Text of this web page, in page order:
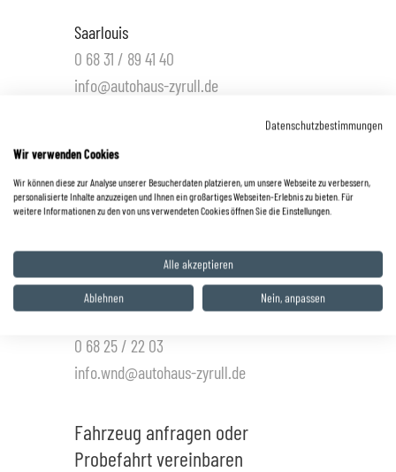
Saarlouis
0 68 31 / 89 41 40
info@autohaus-zyrull.de
0 68 38 / 86 48 80
info@autohaus-zyrull.de
0 68 51 / 99 40 00
info.wnd@autohaus-zyrull.de
Hüttigweiler
0 68 25 / 22 03
info.wnd@autohaus-zyrull.de
Fahrzeug anfragen oder
Probefahrt vereinbaren
Datenschutzbestimmungen
Wir verwenden Cookies
Wir können diese zur Analyse unserer Besucherdaten platzieren, um unsere Webseite zu verbessern,
personalisierte Inhalte anzuzeigen und Ihnen ein großartiges Webseiten-Erlebnis zu bieten. Für
weitere Informationen zu den von uns verwendeten Cookies öffnen Sie die Einstellungen.
Alle akzeptieren
Ablehnen Nein, anpassen